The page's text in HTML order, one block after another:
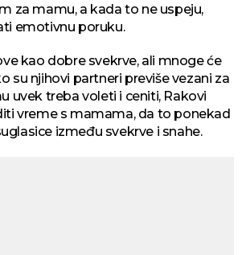
za mamu, a kada to ne uspeju,
emotivnu poruku.
kao dobre svekrve, ali mnoge će
su njihovi partneri previše vezani za
uvek treba voleti i ceniti, Rakovi
vreme s mamama, da to ponekad
između svekrve i snahe.